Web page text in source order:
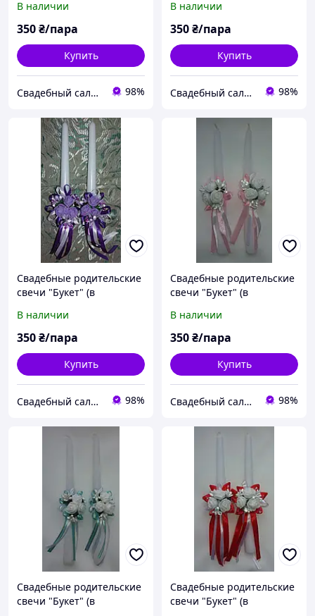
В наличии
350₴/пара
Купить
Свадебный салон "ПРИНЦЕССА" 98%
Сиреневый
В наличии
350₴/пара
Купить
Свадебный салон "ПРИНЦЕССА" 98%
Свадебные родительские
свечи "Букет" (в
Фиолетовый
В наличии
350₴/пара
Купить
Свадебный салон "ПРИНЦЕССА" 98%
Свадебные родительские
свечи "Букет" (в
В наличии
350₴/пара
Купить
Свадебный салон "ПРИНЦЕССА" 98%
Свадебные родительские
свечи "Букет" (в
Свадебные родительские
свечи "Букет" (в